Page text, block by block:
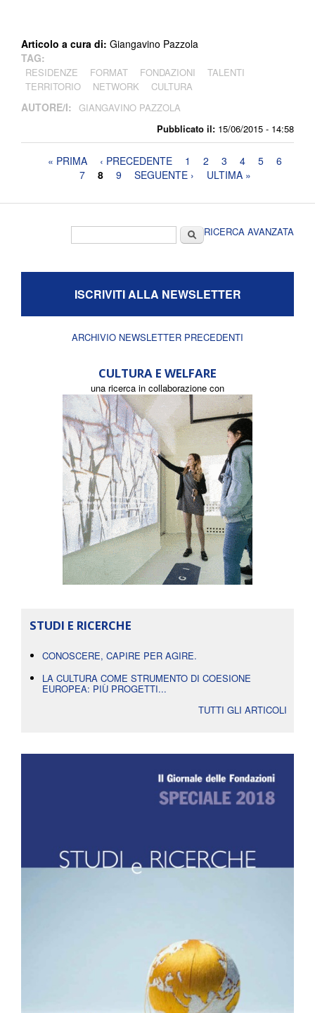
Pubblicato il: 15/06/2015 - 14:58
Articolo a cura di: Giangavino Pazzola
TAG:
RESIDENZE FORMAT FONDAZIONI
TALENTI
TERRITORIO
NETWORK CULTURA
AUTORE/I: GIANGAVINO PAZZOLA
Pagine« PRIMA ‹ PRECEDENTE 1 2 3 4 5
6
7
8 9 SEGUENTE › ULTIMA »
CercaRICERCA AVANZATA
ISCRIVITI ALLA NEWSLETTER
ARCHIVIO NEWSLETTER PRECEDENTI
CULTURA E WELFARE
una ricerca in collaborazione con
STUDI E RICERCHE
CONOSCERE, CAPIRE PER AGIRE.
LA CULTURA COME STRUMENTO DI COESIONE
EUROPEA: PIÙ PROGETTI...
TUTTI GLI ARTICOLI